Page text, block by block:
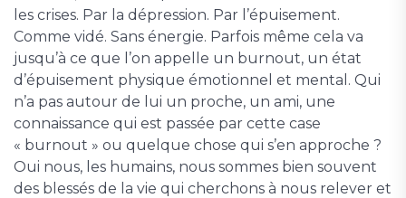
les crises. Par la dépression. Par l’épuisement.
Comme vidé. Sans énergie. Parfois même cela va
jusqu’à ce que l’on appelle un burnout, un état
d’épuisement physique émotionnel et mental. Qui
n’a pas autour de lui un proche, un ami, une
connaissance qui est passée par cette case
« burnout » ou quelque chose qui s’en approche ?
Oui nous, les humains, nous sommes bien souvent
des blessés de la vie qui cherchons à nous relever et